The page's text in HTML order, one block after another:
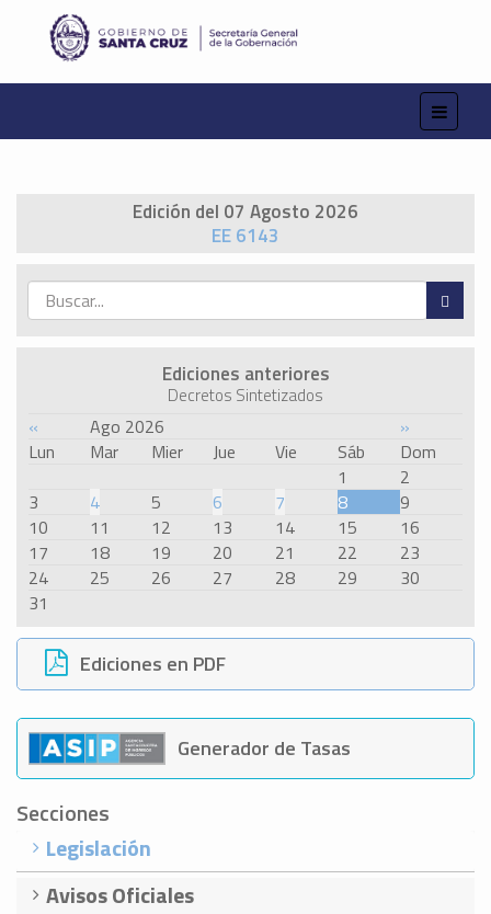
Edición del 07 Agosto 2026
EE 6143
Ediciones anteriores
Decretos Sintetizados
« Ago 2026
»
Lun
Mar Mier Jue Vie Sáb
Dom
1
2
3
4 5 6 7 8
9
10
11 12 13 14 15
16
17
18 19 20 21 22
23
24
25 26 27 28 29
30
31
Ediciones en PDF
Generador de Tasas
Secciones
Legislación
Avisos Oficiales